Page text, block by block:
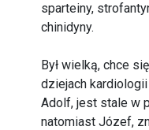
sparteiny,
chinidyny.
Był wielką, chce
dziejach
Adolf, jest stale w
natomiast Józef,